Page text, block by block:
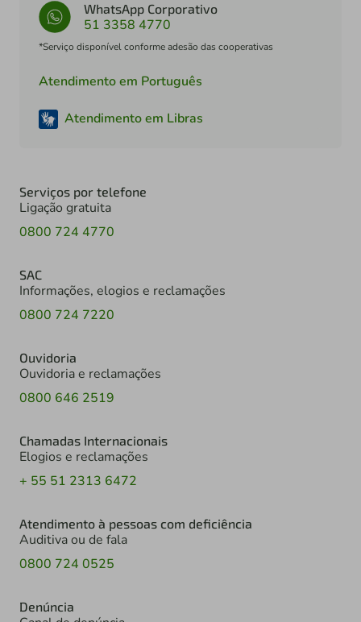
WhatsApp Corporativo
51 3358 4770
*Serviço disponível conforme adesão das cooperativas
Atendimento em Português
Atendimento em Libras
Serviços por telefone
Ligação gratuita
0800 724 4770
SAC
Informações, elogios e reclamações
0800 724 7220
Ouvidoria
Ouvidoria e reclamações
0800 646 2519
Chamadas Internacionais
Elogios e reclamações
+ 55 51 2313 6472
Atendimento à pessoas com deficiência
Auditiva ou de fala
0800 724 0525
Denúncia